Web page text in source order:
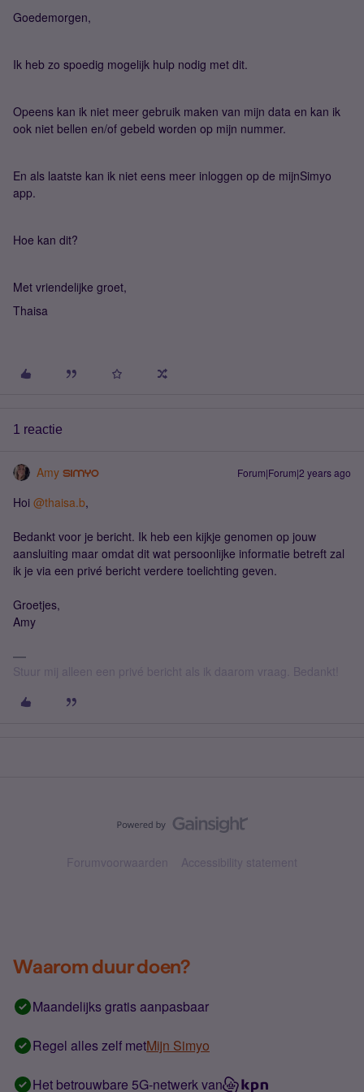
Goedemorgen,
Ik heb zo spoedig mogelijk hulp nodig met dit.
Opeens kan ik niet meer gebruik maken van mijn data en kan ik
ook niet bellen en/of gebeld worden op mijn nummer.
En als laatste kan ik niet eens meer inloggen op de mijnSimyo
app.
Hoe kan dit?
Met vriendelijke groet,
Thaisa
1 reactie
Amy Forum|Forum|2 years ago
Hoi @thaisa.b,
Bedankt voor je bericht. Ik heb een kijkje genomen op jouw
aansluiting maar omdat dit wat persoonlijke informatie betreft zal
ik je via een privé bericht verdere toelichting geven.
Groetjes,
Amy
Stuur mij alleen een privé bericht als ik daarom vraag. Bedankt!
Forumvoorwaarden Accessibility statement
Waarom duur doen?
Maandelijks gratis aanpasbaar
Regel alles zelf metMijn Simyo
Het betrouwbare 5G-netwerk van